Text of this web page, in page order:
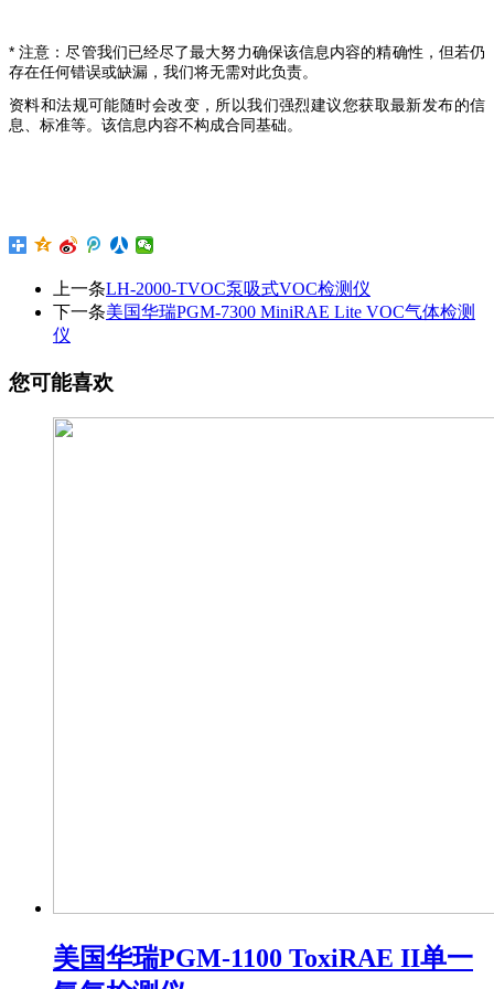
* 注意：尽管我们已经尽了最大努力确保该信息内容的精确性，但若仍
存在任何错误或缺漏，我们将无需对此负责。
资料和法规可能随时会改变，所以我们强烈建议您获取最新发布的信
息、标准等。该信息内容不构成合同基础。
上一条LH-2000-TVOC泵吸式VOC检测仪
下一条美国华瑞PGM-7300 MiniRAE Lite VOC气体检测
仪
您可能喜欢
美国华瑞PGM-1100 ToxiRAE II单一